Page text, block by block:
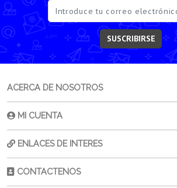
SUSCRIBIRSE
ACERCA DE NOSOTROS
MI CUENTA
ENLACES DE INTERES
CONTACTENOS